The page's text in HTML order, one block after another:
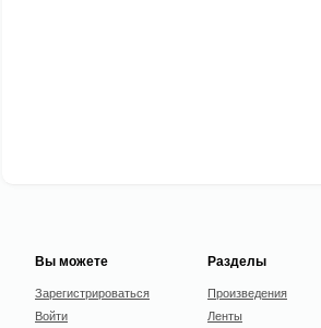
Вы можете
Зарегистрироваться
Войти
Разделы
Произведения
Ленты